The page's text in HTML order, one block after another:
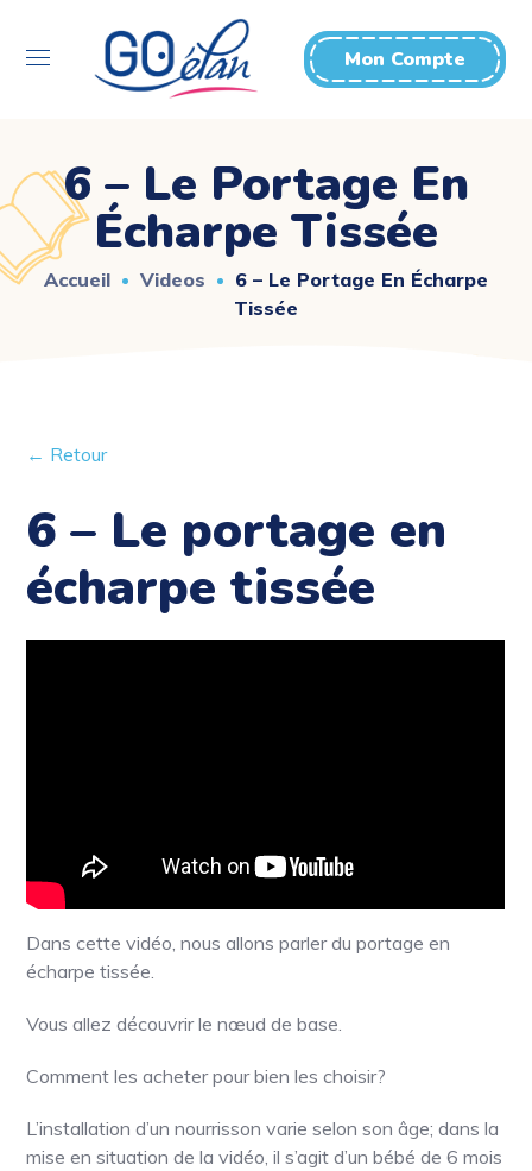
Mon Compte
6 – Le Portage En
Écharpe Tissée
Accueil Videos
6 – Le Portage En Écharpe
Tissée
← Retour
6 – Le portage en
écharpe tissée
Dans cette vidéo, nous allons parler du portage en
écharpe tissée.
Vous allez découvrir le nœud de base.
Comment les acheter pour bien les choisir?
L’installation d’un nourrisson varie selon son âge; dans la
mise en situation de la vidéo, il s’agit d’un bébé de 6 mois